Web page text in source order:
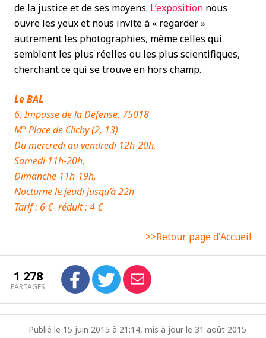
de la justice et de ses moyens. L’exposition nous
ouvre les yeux et nous invite à « regarder »
autrement les photographies, même celles qui
semblent les plus réelles ou les plus scientifiques,
cherchant ce qui se trouve en hors champ.
Le BAL
6, Impasse de la Défense, 75018
M° Place de Clichy (2, 13)
Du mercredi au vendredi 12h-20h,
Samedi 11h-20h,
Dimanche 11h-19h,
Nocturne le jeudi jusqu’à 22h
Tarif : 6 €- réduit : 4 €
>>Retour page d'Accueil
1 278
PARTAGES
Publié le 15 juin 2015 à 21:14, mis à jour le 31 août 2015